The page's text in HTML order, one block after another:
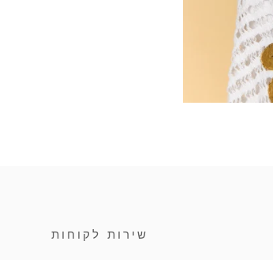
שירות לקוחות